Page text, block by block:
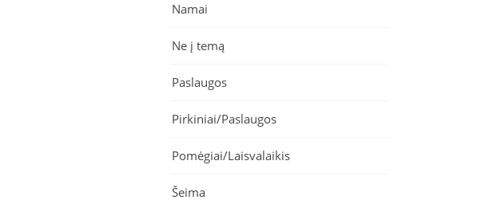
Namai
Ne į temą
Paslaugos
Pirkiniai/Paslaugos
Pomėgiai/Laisvalaikis
Šeima